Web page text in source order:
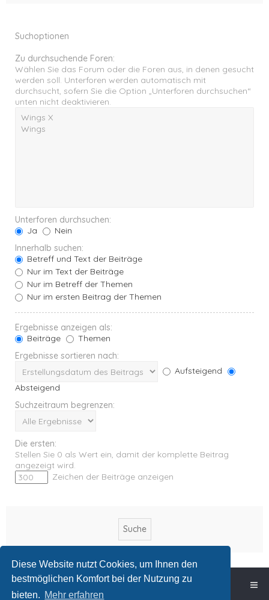
Diese Website nutzt Cookies, um Ihnen den
bestmöglichen Komfort bei der Nutzung zu
bieten. Mehr erfahren
Suchoptionen
Zu durchsuchende Foren:
Wählen Sie das Forum oder die Foren aus, in denen gesucht
werden soll. Unterforen werden automatisch mit
durchsucht, sofern Sie die Option „Unterforen durchsuchen“
unten nicht deaktivieren.
Unterforen durchsuchen:
Ja
Nein
Innerhalb suchen:
Betreff und Text der Beiträge
Nur im Text der Beiträge
Nur im Betreff der Themen
Nur im ersten Beitrag der Themen
Ergebnisse anzeigen als:
Beiträge
Themen
Ergebnisse sortieren nach:
Aufsteigend
Absteigend
Suchzeitraum begrenzen:
Die ersten:
Stellen Sie 0 als Wert ein, damit der komplette Beitrag
angezeigt wird.
Zeichen der Beiträge anzeigen
Foren-Übersicht